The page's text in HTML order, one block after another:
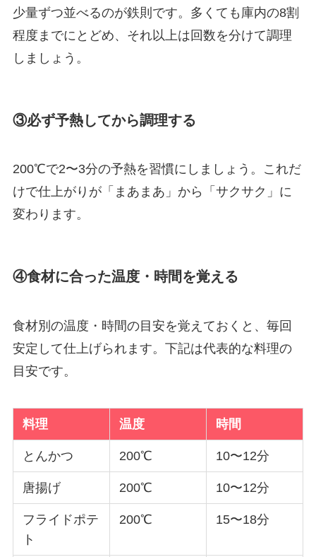
少量ずつ並べるのが鉄則です。多くても庫内の8割
程度までにとどめ、それ以上は回数を分けて調理
しましょう。
③必ず予熱してから調理する
200℃で2〜3分の予熱を習慣にしましょう。これだ
けで仕上がりが「まあまあ」から「サクサク」に
変わります。
④食材に合った温度・時間を覚える
食材別の温度・時間の目安を覚えておくと、毎回
安定して仕上げられます。下記は代表的な料理の
目安です。
料理 温度 時間
とんかつ 200℃ 10〜12分
唐揚げ 200℃ 10〜12分
フライドポテ
ト
200℃ 15〜18分